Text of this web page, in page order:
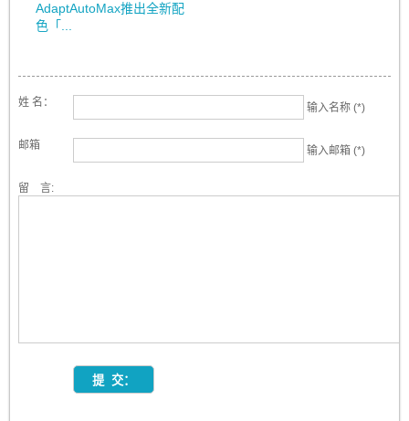
AdaptAutoMax推出全新配
色「...
姓 名： 输入名称 (*)
邮箱 输入邮箱 (*)
留 言: